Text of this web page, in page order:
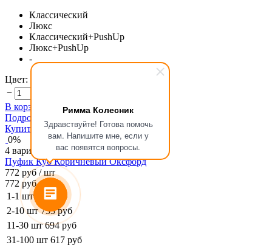
Римма Колесник
Здравствуйте! Готова помочь
вам. Напишите мне, если у
вас появятся вопросы.
Классический
Люкс
Классический+PushUp
Люкс+PushUp
-
Цвет:
−
В корзину
Уже в корзине
Подробнее
Купить
Подробнее
0%
4 варианта
Пуфик Куб Коричневый Оксфорд
772 руб / шт
772 руб
1-1 шт
772 руб
2-10 шт 733 руб
11-30 шт 694 руб
31-100 шт 617 руб